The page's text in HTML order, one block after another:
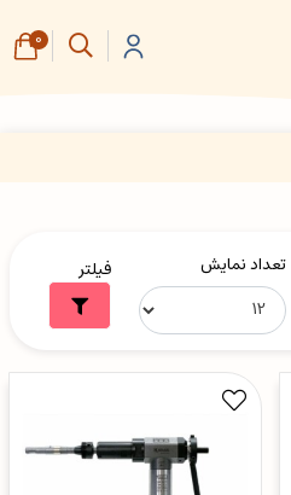
تعداد نمایش فیلتر
0